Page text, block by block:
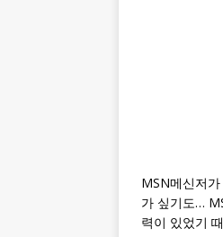
MSN메신저
가 싶기도…
력이 있었기